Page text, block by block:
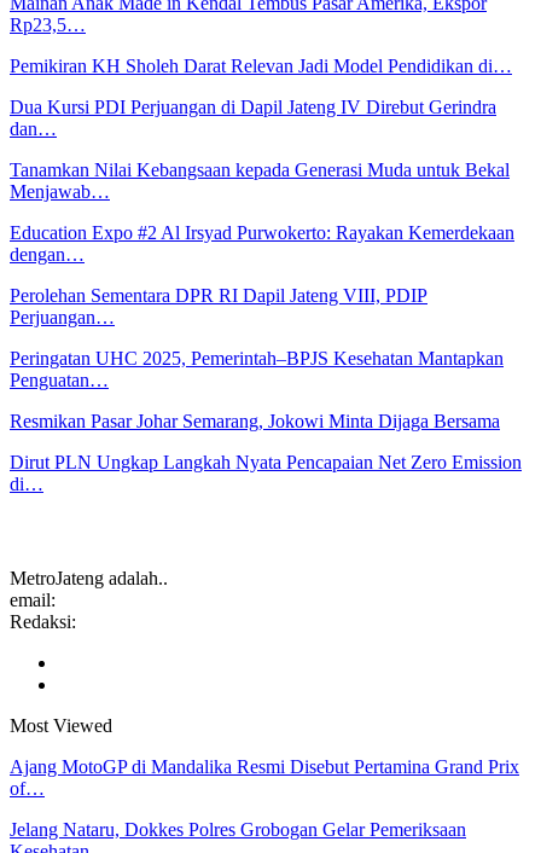
Rp23,5…
Pemikiran KH Sholeh Darat Relevan Jadi Model Pendidikan di…
Dua Kursi PDI Perjuangan di Dapil Jateng IV Direbut Gerindra
dan…
Tanamkan Nilai Kebangsaan kepada Generasi Muda untuk Bekal
Menjawab…
Education Expo #2 Al Irsyad Purwokerto: Rayakan Kemerdekaan
dengan…
Perolehan Sementara DPR RI Dapil Jateng VIII, PDIP
Perjuangan…
Peringatan UHC 2025, Pemerintah–BPJS Kesehatan Mantapkan
Penguatan…
Resmikan Pasar Johar Semarang, Jokowi Minta Dijaga Bersama
Dirut PLN Ungkap Langkah Nyata Pencapaian Net Zero Emission
di…
MetroJateng adalah..
email:
Redaksi:
Most Viewed
Ajang MotoGP di Mandalika Resmi Disebut Pertamina Grand Prix
of…
Jelang Nataru, Dokkes Polres Grobogan Gelar Pemeriksaan